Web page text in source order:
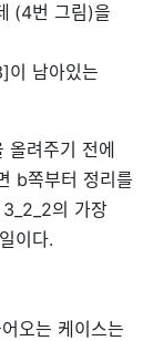
(4번 그림)을
이 남아있는
려주기 전에
b쪽부터 정리를
의 가장
이다.
오는 케이스는